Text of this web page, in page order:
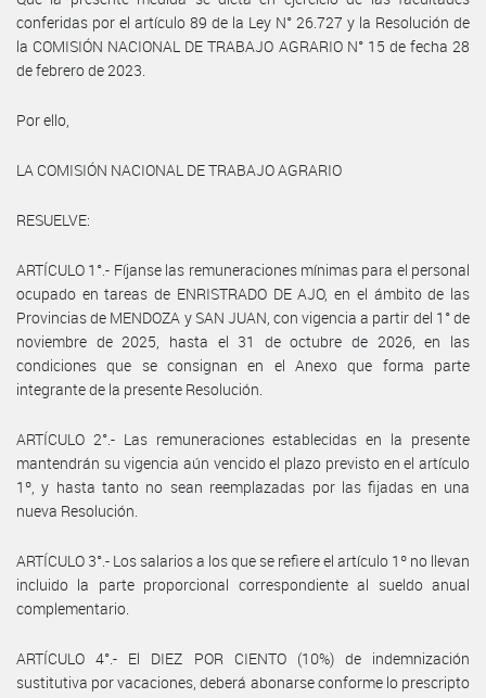
conferidas por el artículo 89 de la Ley N° 26.727 y la Resolución de
la COMISIÓN NACIONAL DE TRABAJO AGRARIO N° 15 de fecha 28
de febrero de 2023.
Por ello,
LA COMISIÓN NACIONAL DE TRABAJO AGRARIO
RESUELVE:
ARTÍCULO 1°.- Fíjanse las remuneraciones mínimas para el personal
ocupado en tareas de ENRISTRADO DE AJO, en el ámbito de las
Provincias de MENDOZA y SAN JUAN, con vigencia a partir del 1° de
noviembre de 2025, hasta el 31 de octubre de 2026, en las
condiciones que se consignan en el Anexo que forma parte
integrante de la presente Resolución.
ARTÍCULO 2°.- Las remuneraciones establecidas en la presente
mantendrán su vigencia aún vencido el plazo previsto en el artículo
1º, y hasta tanto no sean reemplazadas por las fijadas en una
nueva Resolución.
ARTÍCULO 3°.- Los salarios a los que se refiere el artículo 1º no llevan
incluido la parte proporcional correspondiente al sueldo anual
complementario.
ARTÍCULO 4°.- El DIEZ POR CIENTO (10%) de indemnización
sustitutiva por vacaciones, deberá abonarse conforme lo prescripto